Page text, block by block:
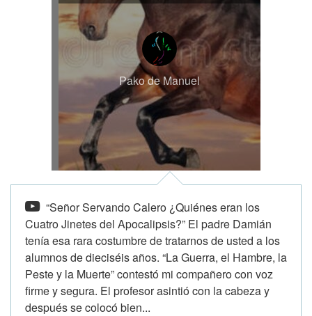
Pako de Manuel
“Señor Servando Calero ¿Quiénes eran los
Cuatro Jinetes del Apocalipsis?” El padre Damián
tenía esa rara costumbre de tratarnos de usted a los
alumnos de dieciséis años. “La Guerra, el Hambre, la
Peste y la Muerte” contestó mi compañero con voz
firme y segura. El profesor asintió con la cabeza y
después se colocó bien...